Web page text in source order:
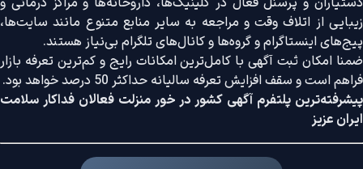
زیبایی از اتلاف وقت و مراجعه به سایر منابع متنوع مانند سایت‌ها،
پیج‌های اینستاگرام و گروه‌ها و کانال‌های تلگرام بی‌نیاز هستند.
ضمنا امکان ثبت آگهی با کامل‌ترین امکانات رایج و کم‌ترین تعرفه بازار
فراهم است و سقف افزایش تعرفه سالیانه حداکثر 50 درصد خواهد بود.
پیشرفته‌ترین پلتفرم آگهی کشور در خور منزلت فعالان فداکار سلامت
ایران عزیز